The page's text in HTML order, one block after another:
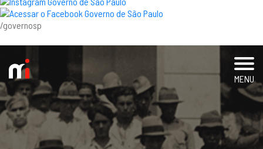
/governosp
MENU
acervo e pesquisa
imprensa
blog
museu
educativo